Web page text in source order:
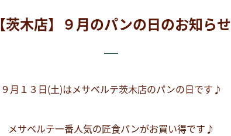
【茨木店】９月のパンの日のお知らせ
９月１３日(土)はメサベルテ茨木店のパンの日です♪
メサベルテ一番人気の匠食パンがお買い得です♪